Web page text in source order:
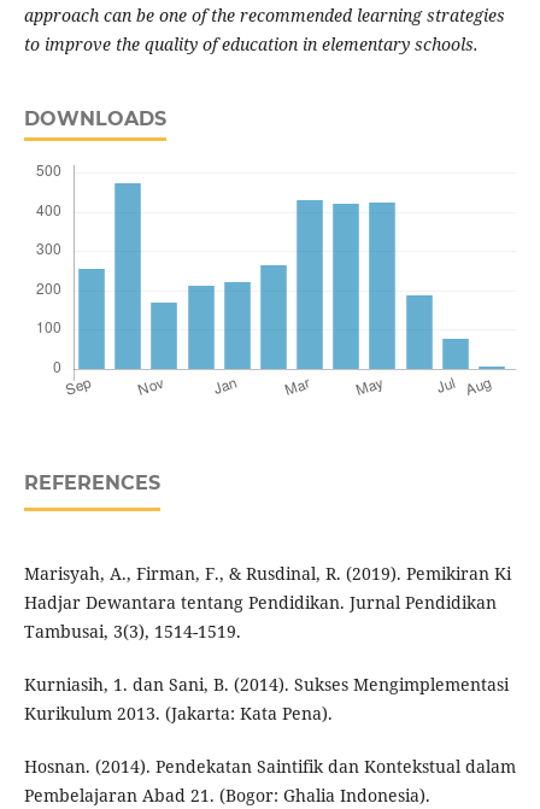
approach can be one of the recommended learning strategies
to improve the quality of education in elementary schools.
DOWNLOADS
REFERENCES
Marisyah, A., Firman, F., & Rusdinal, R. (2019). Pemikiran Ki
Hadjar Dewantara tentang Pendidikan. Jurnal Pendidikan
Tambusai, 3(3), 1514-1519.
Kurniasih, 1. dan Sani, B. (2014). Sukses Mengimplementasi
Kurikulum 2013. (Jakarta: Kata Pena).
Hosnan. (2014). Pendekatan Saintifik dan Kontekstual dalam
Pembelajaran Abad 21. (Bogor: Ghalia Indonesia).